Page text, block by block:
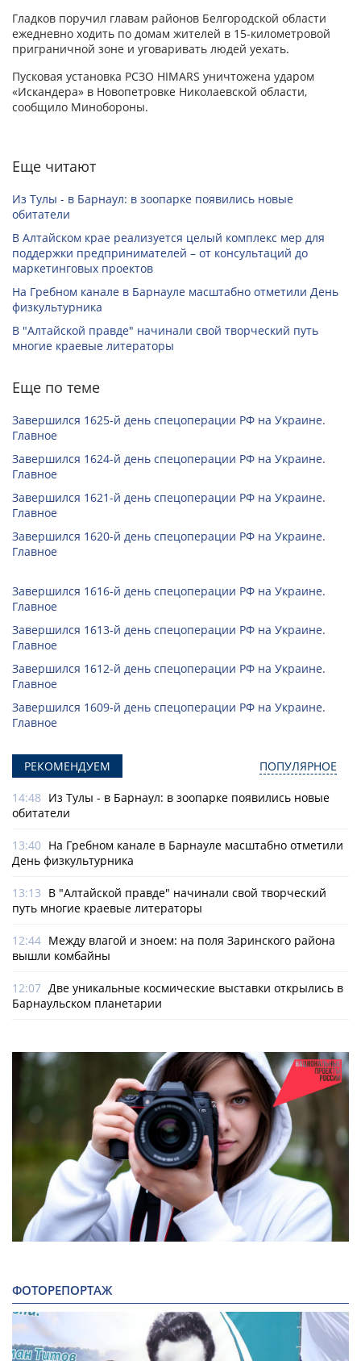
Гладков поручил главам районов Белгородской области
ежедневно ходить по домам жителей в 15-километровой
приграничной зоне и уговаривать людей уехать.
Пусковая установка РСЗО HIMARS уничтожена ударом
«Искандера» в Новопетровке Николаевской области,
сообщило Минобороны.
Еще читают
Из Тулы - в Барнаул: в зоопарке появились новые
обитатели
В Алтайском крае реализуется целый комплекс мер для
поддержки предпринимателей – от консультаций до
маркетинговых проектов
На Гребном канале в Барнауле масштабно отметили День
физкультурника
В "Алтайской правде" начинали свой творческий путь
многие краевые литераторы
Еще по теме
Завершился 1625-й день спецоперации РФ на Украине.
Главное
Завершился 1624-й день спецоперации РФ на Украине.
Главное
Завершился 1621-й день спецоперации РФ на Украине.
Главное
Завершился 1620-й день спецоперации РФ на Украине.
Главное
Завершился 1616-й день спецоперации РФ на Украине.
Главное
Завершился 1613-й день спецоперации РФ на Украине.
Главное
Завершился 1612-й день спецоперации РФ на Украине.
Главное
Завершился 1609-й день спецоперации РФ на Украине.
Главное
РЕКОМЕНДУЕМ ПОПУЛЯРНОЕ
14:48 Из Тулы - в Барнаул: в зоопарке появились новые
обитатели
13:40 На Гребном канале в Барнауле масштабно отметили
День физкультурника
13:13 В "Алтайской правде" начинали свой творческий
путь многие краевые литераторы
12:44 Между влагой и зноем: на поля Заринского района
вышли комбайны
12:07 Две уникальные космические выставки открылись в
Барнаульском планетарии
ФОТОРЕПОРТАЖ